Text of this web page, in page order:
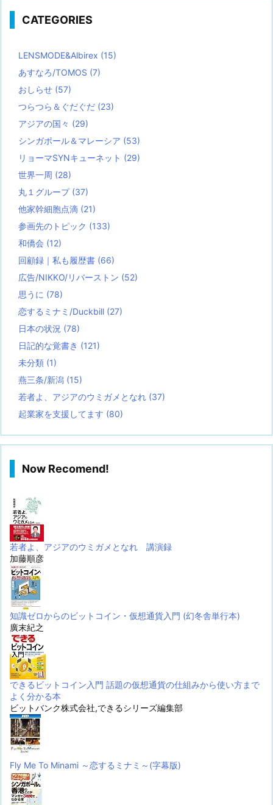
CATEGORIES
LENSMODE&Albirex (15)
あすなろ/TOMOS (7)
おしらせ (57)
つらつら＆ぐだぐだ (23)
アジアの国々 (29)
シンガポール＆マレーシア (53)
リョーマSYNキューネット (29)
世界一周 (28)
丸１グループ (37)
他家幹細胞点滴 (21)
参画先のトピック (133)
和僑会 (12)
回顧録｜私も履歴書 (66)
広告/NIKKO/リバーストン (52)
思うに (78)
恋するミナミ/Duckbill (27)
日本の状況 (78)
日記的な覚書き (121)
未分類 (1)
燕三条/新潟 (15)
若者よ、アジアのウミガメとなれ (37)
起業家を支援してます (80)
Now Recomend!
若者よ、アジアのウミガメとなれ 講演録
加藤順彦
知識ゼロからのビットコイン・仮想通貨入門 (幻冬舎単行本)
廣末紀之
できるビットコイン入門 話題の仮想通貨の仕組みから使い方まで
よく分かる本
ビットバンク株式会社,できるシリーズ編集部
Fly Me To Minami ～恋するミナミ～(字幕版)